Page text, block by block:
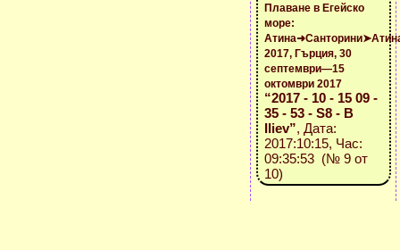
Плаване в Егейско
море:
2017, Гърция, 30
септември—15
октомври 2017
“2017 - 10 - 15 09 -
35 - 53 - S8 - B
Iliev”, Дата:
2017:10:15, Час:
09:35:53 (№ 9 от
10)